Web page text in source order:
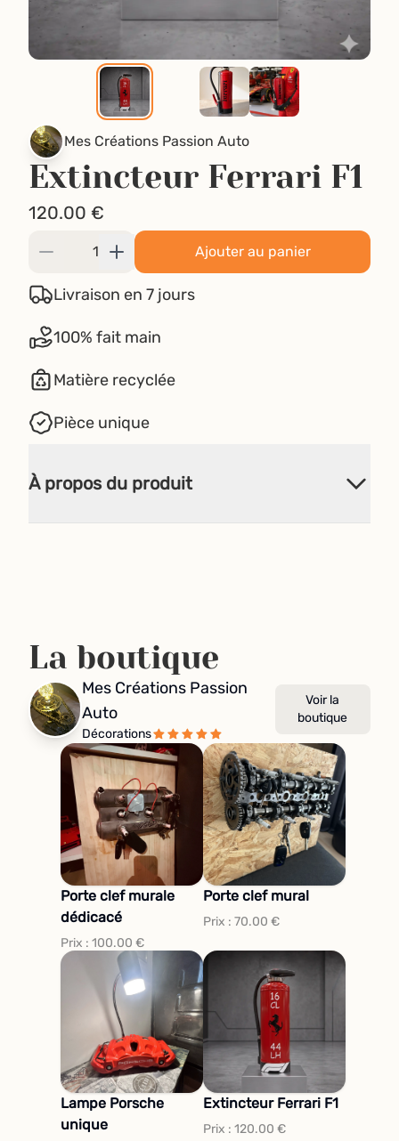
Mes Créations Passion Auto
Extincteur Ferrari F1
120.00 €
Ajouter au panier
Livraison en 7 jours
100% fait main
Matière recyclée
Pièce unique
À propos du produit
La boutique
Mes Créations Passion
Auto
Décorations
Voir la
boutique
Porte clef murale
dédicacé
Prix : 100.00 €
Porte clef mural
Prix : 70.00 €
Lampe Porsche
unique
Extincteur Ferrari F1
Prix : 120.00 €